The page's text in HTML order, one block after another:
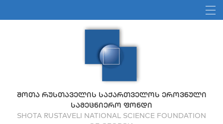
ᲨᲝᲗᲐ ᲠᲣᲡᲗᲐᲕᲔᲚᲘᲡ ᲡᲐᲥᲐᲠᲗᲕᲔᲚᲝᲡ ᲔᲠᲝᲕᲜᲣᲚᲘ
ᲡᲐᲛᲔᲪᲜᲘᲔᲠᲝ ᲤᲝᲜᲓᲘ
SHOTA RUSTAVELI NATIONAL SCIENCE FOUNDATION